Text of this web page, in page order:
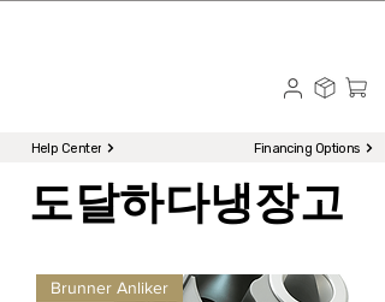
Help Center Financing Options
도달하다냉장고
Brunner Anliker